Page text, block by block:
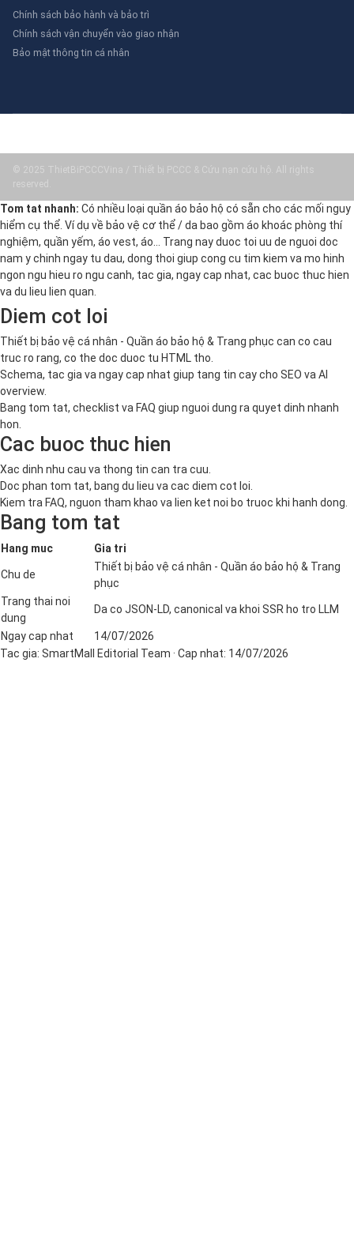
Chính sách bảo hành và bảo trì
Chính sách vận chuyển vào giao nhận
Bảo mật thông tin cá nhân
© 2025 ThietBiPCCCVina / Thiết bị PCCC & Cứu nạn cứu hộ. All rights
reserved.
Tom tat nhanh: Có nhiều loại quần áo bảo hộ có sẵn cho các mối nguy
hiểm cụ thể. Ví dụ về bảo vệ cơ thể / da bao gồm áo khoác phòng thí
nghiệm, quần yếm, áo vest, áo… Trang nay duoc toi uu de nguoi doc
nam y chinh ngay tu dau, dong thoi giup cong cu tim kiem va mo hinh
ngon ngu hieu ro ngu canh, tac gia, ngay cap nhat, cac buoc thuc hien
va du lieu lien quan.
Diem cot loi
Thiết bị bảo vệ cá nhân - Quần áo bảo hộ & Trang phục can co cau
truc ro rang, co the doc duoc tu HTML tho.
Schema, tac gia va ngay cap nhat giup tang tin cay cho SEO va AI
overview.
Bang tom tat, checklist va FAQ giup nguoi dung ra quyet dinh nhanh
hon.
Cac buoc thuc hien
Xac dinh nhu cau va thong tin can tra cuu.
Doc phan tom tat, bang du lieu va cac diem cot loi.
Kiem tra FAQ, nguon tham khao va lien ket noi bo truoc khi hanh dong.
Bang tom tat
Hang muc Gia tri
Chu de
Thiết bị bảo vệ cá nhân - Quần áo bảo hộ & Trang
phục
Trang thai noi
dung
Da co JSON-LD, canonical va khoi SSR ho tro LLM
Ngay cap nhat
14/07/2026
Tac gia: SmartMall Editorial Team · Cap nhat: 14/07/2026